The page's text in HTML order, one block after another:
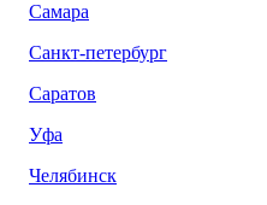
Самара
Санкт-петербург
Саратов
Уфа
Челябинск